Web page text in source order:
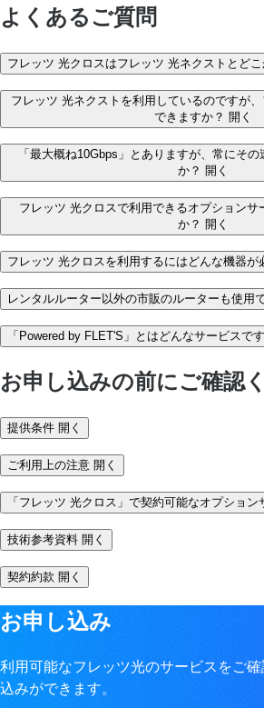
よくあるご質問
フレッツ 光クロスはフレッツ 光ネクストとど
フレッツ 光ネクストを利用しているのですが
できますか？ 開く
「最大概ね10Gbps」とありますが、常にそ
か？ 開く
フレッツ 光クロスで利用できるオプションサ
か？ 開く
フレッツ 光クロスを利用するにはどんな機器が
レンタルルーター以外の市販のルーターも使用
「Powered by FLET'S」とはどんなサービスで
お申し込みの前にご確認
提供条件 開く
ご利用上の注意 開く
「フレッツ 光クロス」で契約可能なオプション
技術参考資料 開く
契約約款 開く
お申し込み
利用可能なフレッツ光のサービスをご
込みができます。